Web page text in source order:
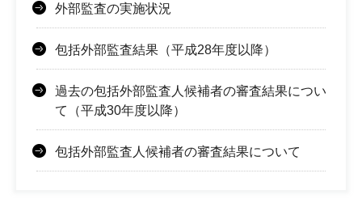
外部監査の実施状況
包括外部監査結果（平成28年度以降）
過去の包括外部監査人候補者の審査結果につい
て（平成30年度以降）
包括外部監査人候補者の審査結果について